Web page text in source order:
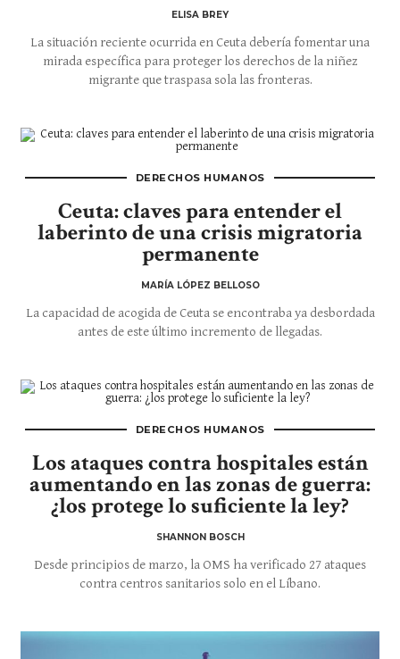
ELISA BREY
La situación reciente ocurrida en Ceuta debería fomentar una
mirada específica para proteger los derechos de la niñez
migrante que traspasa sola las fronteras.
DERECHOS HUMANOS
Ceuta: claves para entender el
laberinto de una crisis migratoria
permanente
MARÍA LÓPEZ BELLOSO
La capacidad de acogida de Ceuta se encontraba ya desbordada
antes de este último incremento de llegadas.
DERECHOS HUMANOS
Los ataques contra hospitales están
aumentando en las zonas de guerra:
¿los protege lo suficiente la ley?
SHANNON BOSCH
Desde principios de marzo, la OMS ha verificado 27 ataques
contra centros sanitarios solo en el Líbano.